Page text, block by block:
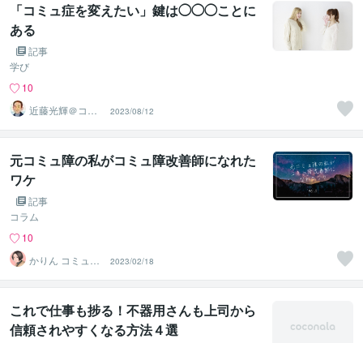
「コミュ症を変えたい」鍵は◯◯◯ことに
ある
記事
学び
10
近藤光輝＠コミ
ュ不安をサポー
ト
2023/08/12
元コミュ障の私がコミュ障改善師になれた
ワケ
記事
コラム
10
かりん コミュ障
改善講師
2023/02/18
これで仕事も捗る！不器用さんも上司から
信頼されやすくなる方法４選